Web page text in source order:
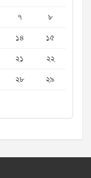
৭
৮
১৪
১৫
২১
২২
২৮
২৯